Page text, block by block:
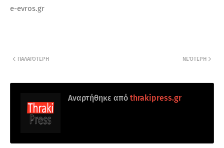
e-evros.gr
ΝΕΌΤΕΡΗ
ΠΑΛΑΙΌΤΕΡΗ
Αναρτήθηκε από thrakipress.gr